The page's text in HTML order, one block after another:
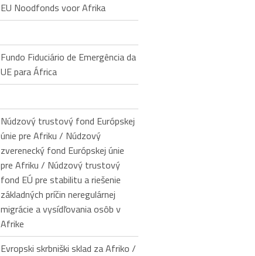
EU Noodfonds voor Afrika
Fundo Fiduciário de Emergência da
UE para África
Núdzový trustový fond Európskej
únie pre Afriku / Núdzový
zverenecký fond Európskej únie
pre Afriku / Núdzový trustový
fond EÚ pre stabilitu a riešenie
základných príčin neregulárnej
migrácie a vysídľovania osôb v
Afrike
Evropski skrbniški sklad za Afriko /